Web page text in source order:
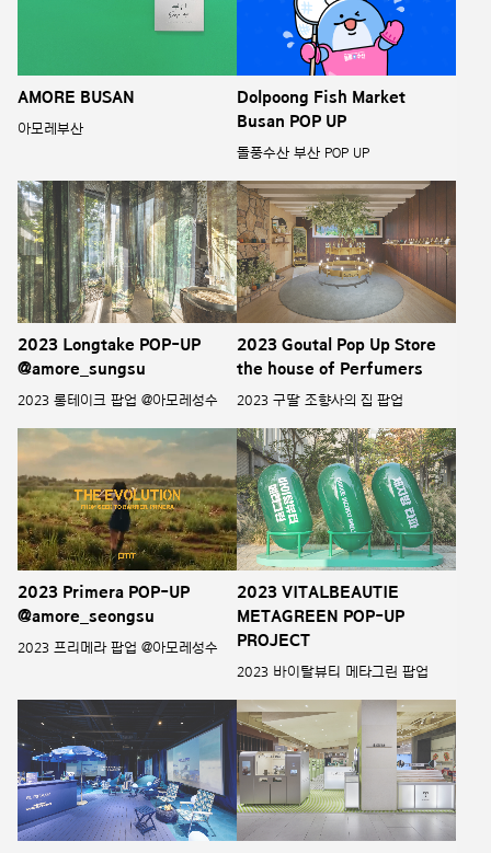
AMORE BUSAN
아모레부산
Dolpoong Fish Market
Busan POP UP
돌풍수산 부산 POP UP
2023 Longtake POP-UP
@amore_sungsu
2023 롱테이크 팝업 @아모레성수
2023 Goutal Pop Up Store
the house of Perfumers
2023 구딸 조향사의 집 팝업
2023 Primera POP-UP
@amore_seongsu
2023 프리메라 팝업 @아모레성수
2023 VITALBEAUTIE
METAGREEN POP-UP
PROJECT
2023 바이탈뷰티 메타그린 팝업